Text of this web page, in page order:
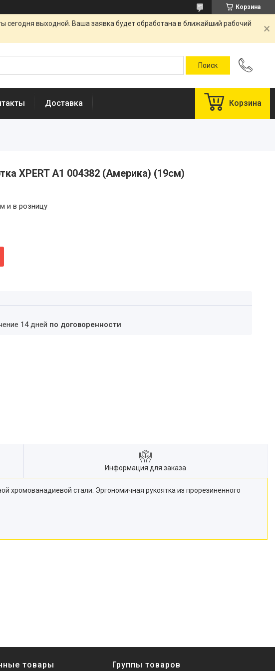
Корзина
сегодня выходной. Ваша заявка будет обработана в ближайший рабочий
Доставка Корзина
XPERT A1 004382 (Америка) (19см)
и в розницу
14 дней по договоренности
Информация для заказа
хромованадиевой стали. Эргономичная рукоятка из прорезиненного
товары Группы товаров